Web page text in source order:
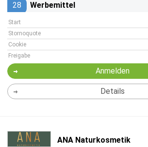
28 Werbemittel
Start
Stornoquote
Cookie
Freigabe
Anmelden
Details
ANA Naturkosmetik